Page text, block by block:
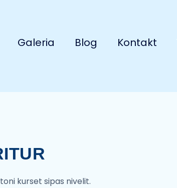
Galeria Blog Kontakt
kurset sipas nivelit.